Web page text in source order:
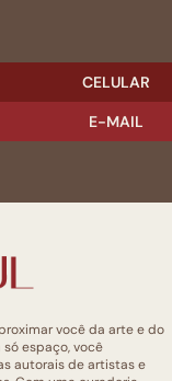
CELULAR
E-MAIL
você da arte e do
espaço, você
autorais de artistas e